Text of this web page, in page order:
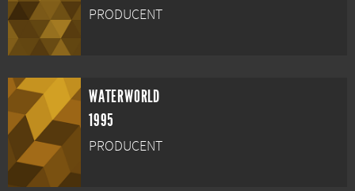
PRODUCENT
WATERWORLD
1995
PRODUCENT